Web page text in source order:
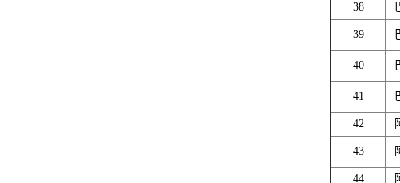
38
39
40
41
42
43
44